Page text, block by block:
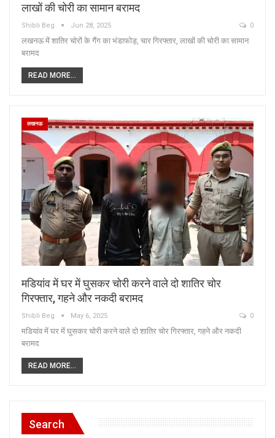
लाखों की चोरी का सामान बरामद
Shibli Beg Jun 28, 2025 0
लखनऊ में शातिर चोरों के गैंग का भंडाफोड़, चार गिरफ्तार, लाखों की चोरी का सामान
बरामद
READ MORE...
लखनऊ
मडियांव में घर में घुसकर चोरी करने वाले दो शातिर चोर
गिरफ्तार, गहने और नकदी बरामद
Shibli Beg May 6, 2025 0
मडियांव में घर में घुसकर चोरी करने वाले दो शातिर चोर गिरफ्तार, गहने और नकदी
बरामद
READ MORE...
Search